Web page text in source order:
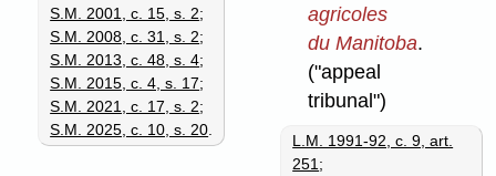
S.M. 2001, c. 15, s. 2;
S.M. 2008, c. 31, s. 2;
S.M. 2013, c. 48, s. 4;
S.M. 2015, c. 4, s. 17;
S.M. 2021, c. 17, s. 2;
S.M. 2025, c. 10, s. 20
agricoles
du Manitoba.
("appeal
tribunal")
L.M. 1991-92, c. 9, art.
251 ;